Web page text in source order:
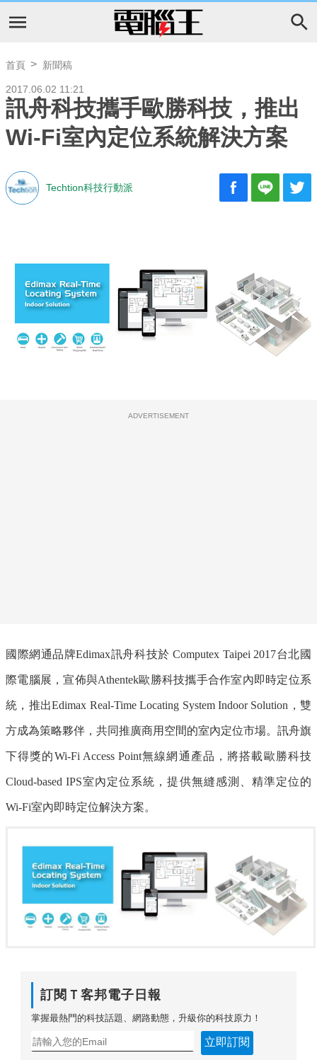
首頁 新聞稿
2017.06.02 11:21
訊舟科技攜手歐勝科技，推出
Wi-Fi室內定位系統解決方案
Techtion科技行動派
ADVERTISEMENT
國際網通品牌Edimax訊舟科技於 Computex Taipei 2017台北國
際電腦展，宣佈與Athentek歐勝科技攜手合作室內即時定位系
統，推出Edimax Real-Time Locating System Indoor Solution ，雙
方成為策略夥伴，共同推廣商用空間的室內定位市場。訊舟旗
下得獎的Wi-Fi Access Point無線網通產品，將搭載歐勝科技
Cloud-based IPS室內定位系統，提供無縫感測、精準定位的
Wi-Fi室內即時定位解決方案。
訂閱Ｔ客邦電子日報
掌握最熱門的科技話題、網路動態，升級你的科技原力！
立即訂閱